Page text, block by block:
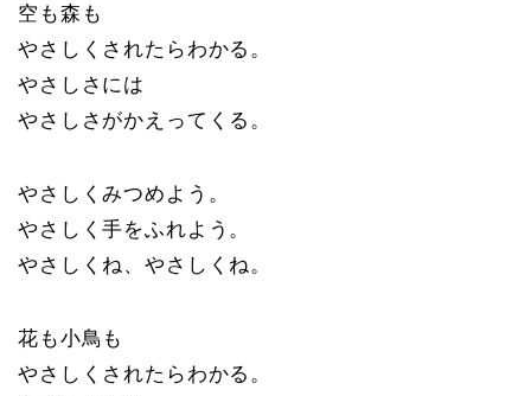
空も森も
やさしくされたらわかる。
やさしさには
やさしさがかえってくる。
やさしくみつめよう。
やさしく手をふれよう。
やさしくね、やさしくね。
花も小鳥も
やさしくされたらわかる。